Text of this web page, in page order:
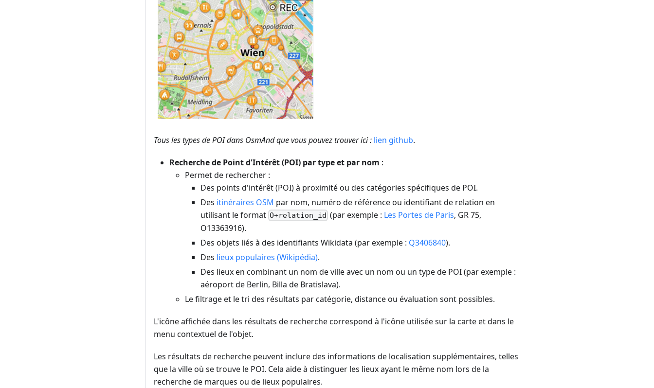
Tous les types de POI dans OsmAnd que vous pouvez trouver ici : lien github.
Recherche de Point d'Intérêt (POI) par type et par nom :
Permet de rechercher :
Des points d'intérêt (POI) à proximité ou des catégories spécifiques de POI.
Des itinéraires OSM par nom, numéro de référence ou identifiant de relation en
utilisant le format O+relation_id (par exemple : Les Portes de Paris, GR 75,
O13363916).
Des objets liés à des identifiants Wikidata (par exemple : Q3406840).
Des lieux populaires (Wikipédia).
Des lieux en combinant un nom de ville avec un nom ou un type de POI (par exemple :
aéroport de Berlin, Billa de Bratislava).
Le filtrage et le tri des résultats par catégorie, distance ou évaluation sont possibles.
L'icône affichée dans les résultats de recherche correspond à l'icône utilisée sur la carte et dans le
menu contextuel de l'objet.
Les résultats de recherche peuvent inclure des informations de localisation supplémentaires, telles
que la ville où se trouve le POI. Cela aide à distinguer les lieux ayant le même nom lors de la
recherche de marques ou de lieux populaires.